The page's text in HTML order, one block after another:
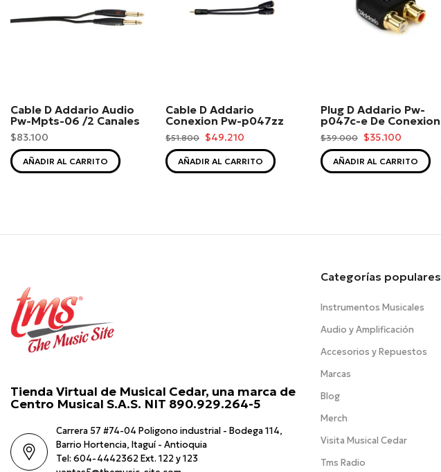
Cable D Addario Audio
Pw-Mpts-06 /2 Canales
$83.100
AÑADIR AL CARRITO
Cable D Addario
Conexion Pw-p047zz
$51.800 $49.210
AÑADIR AL CARRITO
Plug D Addario Pw-
p047c-e De Conexion
$39.000 $35.100
AÑADIR AL CARRITO
Tienda Virtual de Musical Cedar, una marca de
Centro Musical S.A.S. NIT 890.929.264-5
Carrera 57 #74-04 Poligono industrial - Bodega 114,
Barrio Hortencia, Itaguí - Antioquia
Tel: 604-4442362 Ext. 122 y 123
Categorías populares
Instrumentos Musicales
Audio y Amplificación
Accesorios y Repuestos
Marcas
Blog
Merch
Visita Musical Cedar
Tms Radio